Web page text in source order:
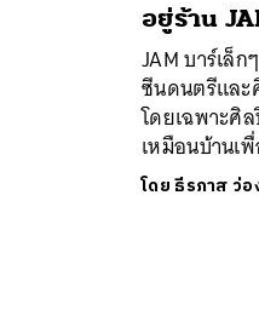
อยู่ร้าน
JAM บาร์เล็
ซีนดนตรีและ
โดยเฉพาะศิ
เหมือนบ้านเ
โดยธีรภาส ว่